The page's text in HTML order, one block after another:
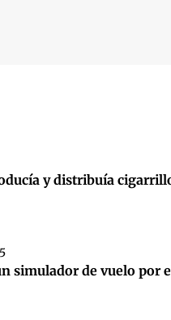
y distribuía
simulador de vuelo por